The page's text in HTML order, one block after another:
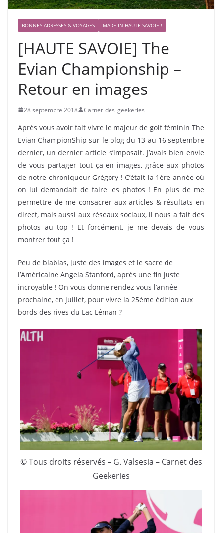
BONNES ADRESSES & VOYAGES MADE IN HAUTE SAVOIE !
[HAUTE SAVOIE] The
Evian Championship –
Retour en images
28 septembre 2018 Carnet_des_geekeries
Après vous avoir fait vivre le majeur de golf féminin The
Evian ChampionShip sur le blog du 13 au 16 septembre
dernier, un dernier article s’imposait. J’avais bien envie
de vous partager tout ça en images, grâce aux photos
de notre chroniqueur Grégory ! C’était la 1ère année où
on lui demandait de faire les photos ! En plus de me
permettre de me consacrer aux articles & résultats en
direct, mais aussi aux réseaux sociaux, il nous a fait des
photos au top ! Et forcément, je me devais de vous
montrer tout ça !
Peu de blablas, juste des images et le sacre de
l’Américaine Angela Stanford, après une fin juste
incroyable ! On vous donne rendez vous l’année
prochaine, en juillet, pour vivre la 25ème édition aux
bords des rives du Lac Léman ?
© Tous droits réservés – G. Valsesia – Carnet des
Geekeries